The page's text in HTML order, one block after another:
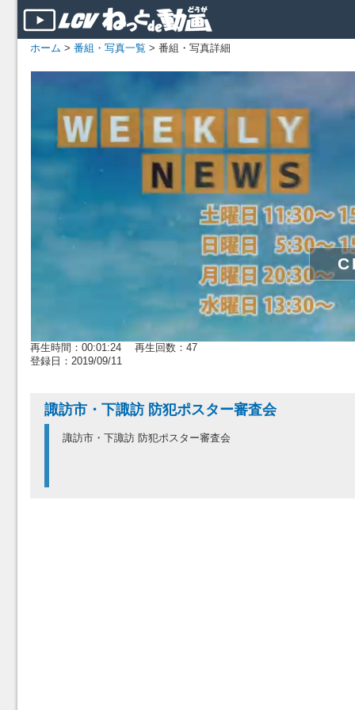
ホーム > 番組・写真一覧 > 番組・写真詳細
再生時間：00:01:24 再生回数：47
登録日：2019/09/11
諏訪市・下諏訪 防犯ポスター審査会
諏訪市・下諏訪 防犯ポスター審査会